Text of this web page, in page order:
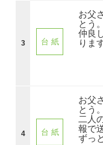
3 台 紙
お父
とう。
仲良
りま
4 台 紙
お父
とう。
二人
報で
ずっ